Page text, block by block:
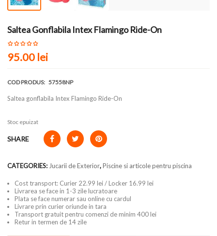
Saltea Gonflabila Intex Flamingo Ride-On
95.00 lei
COD PRODUS: 57558NP
Saltea gonflabila Intex Flamingo Ride-On
Stoc epuizat
SHARE
CATEGORIES: Jucarii de Exterior,Piscine si articole pentru piscina
Cost transport: Curier 22.99 lei / Locker 16.99 lei
Livrarea se face in 1-3 zile lucratoare
Plata se face numerar sau online cu cardul
Livrare prin curier oriunde in tara
Transport gratuit pentru comenzi de minim 400 lei
Retur in termen de 14 zile